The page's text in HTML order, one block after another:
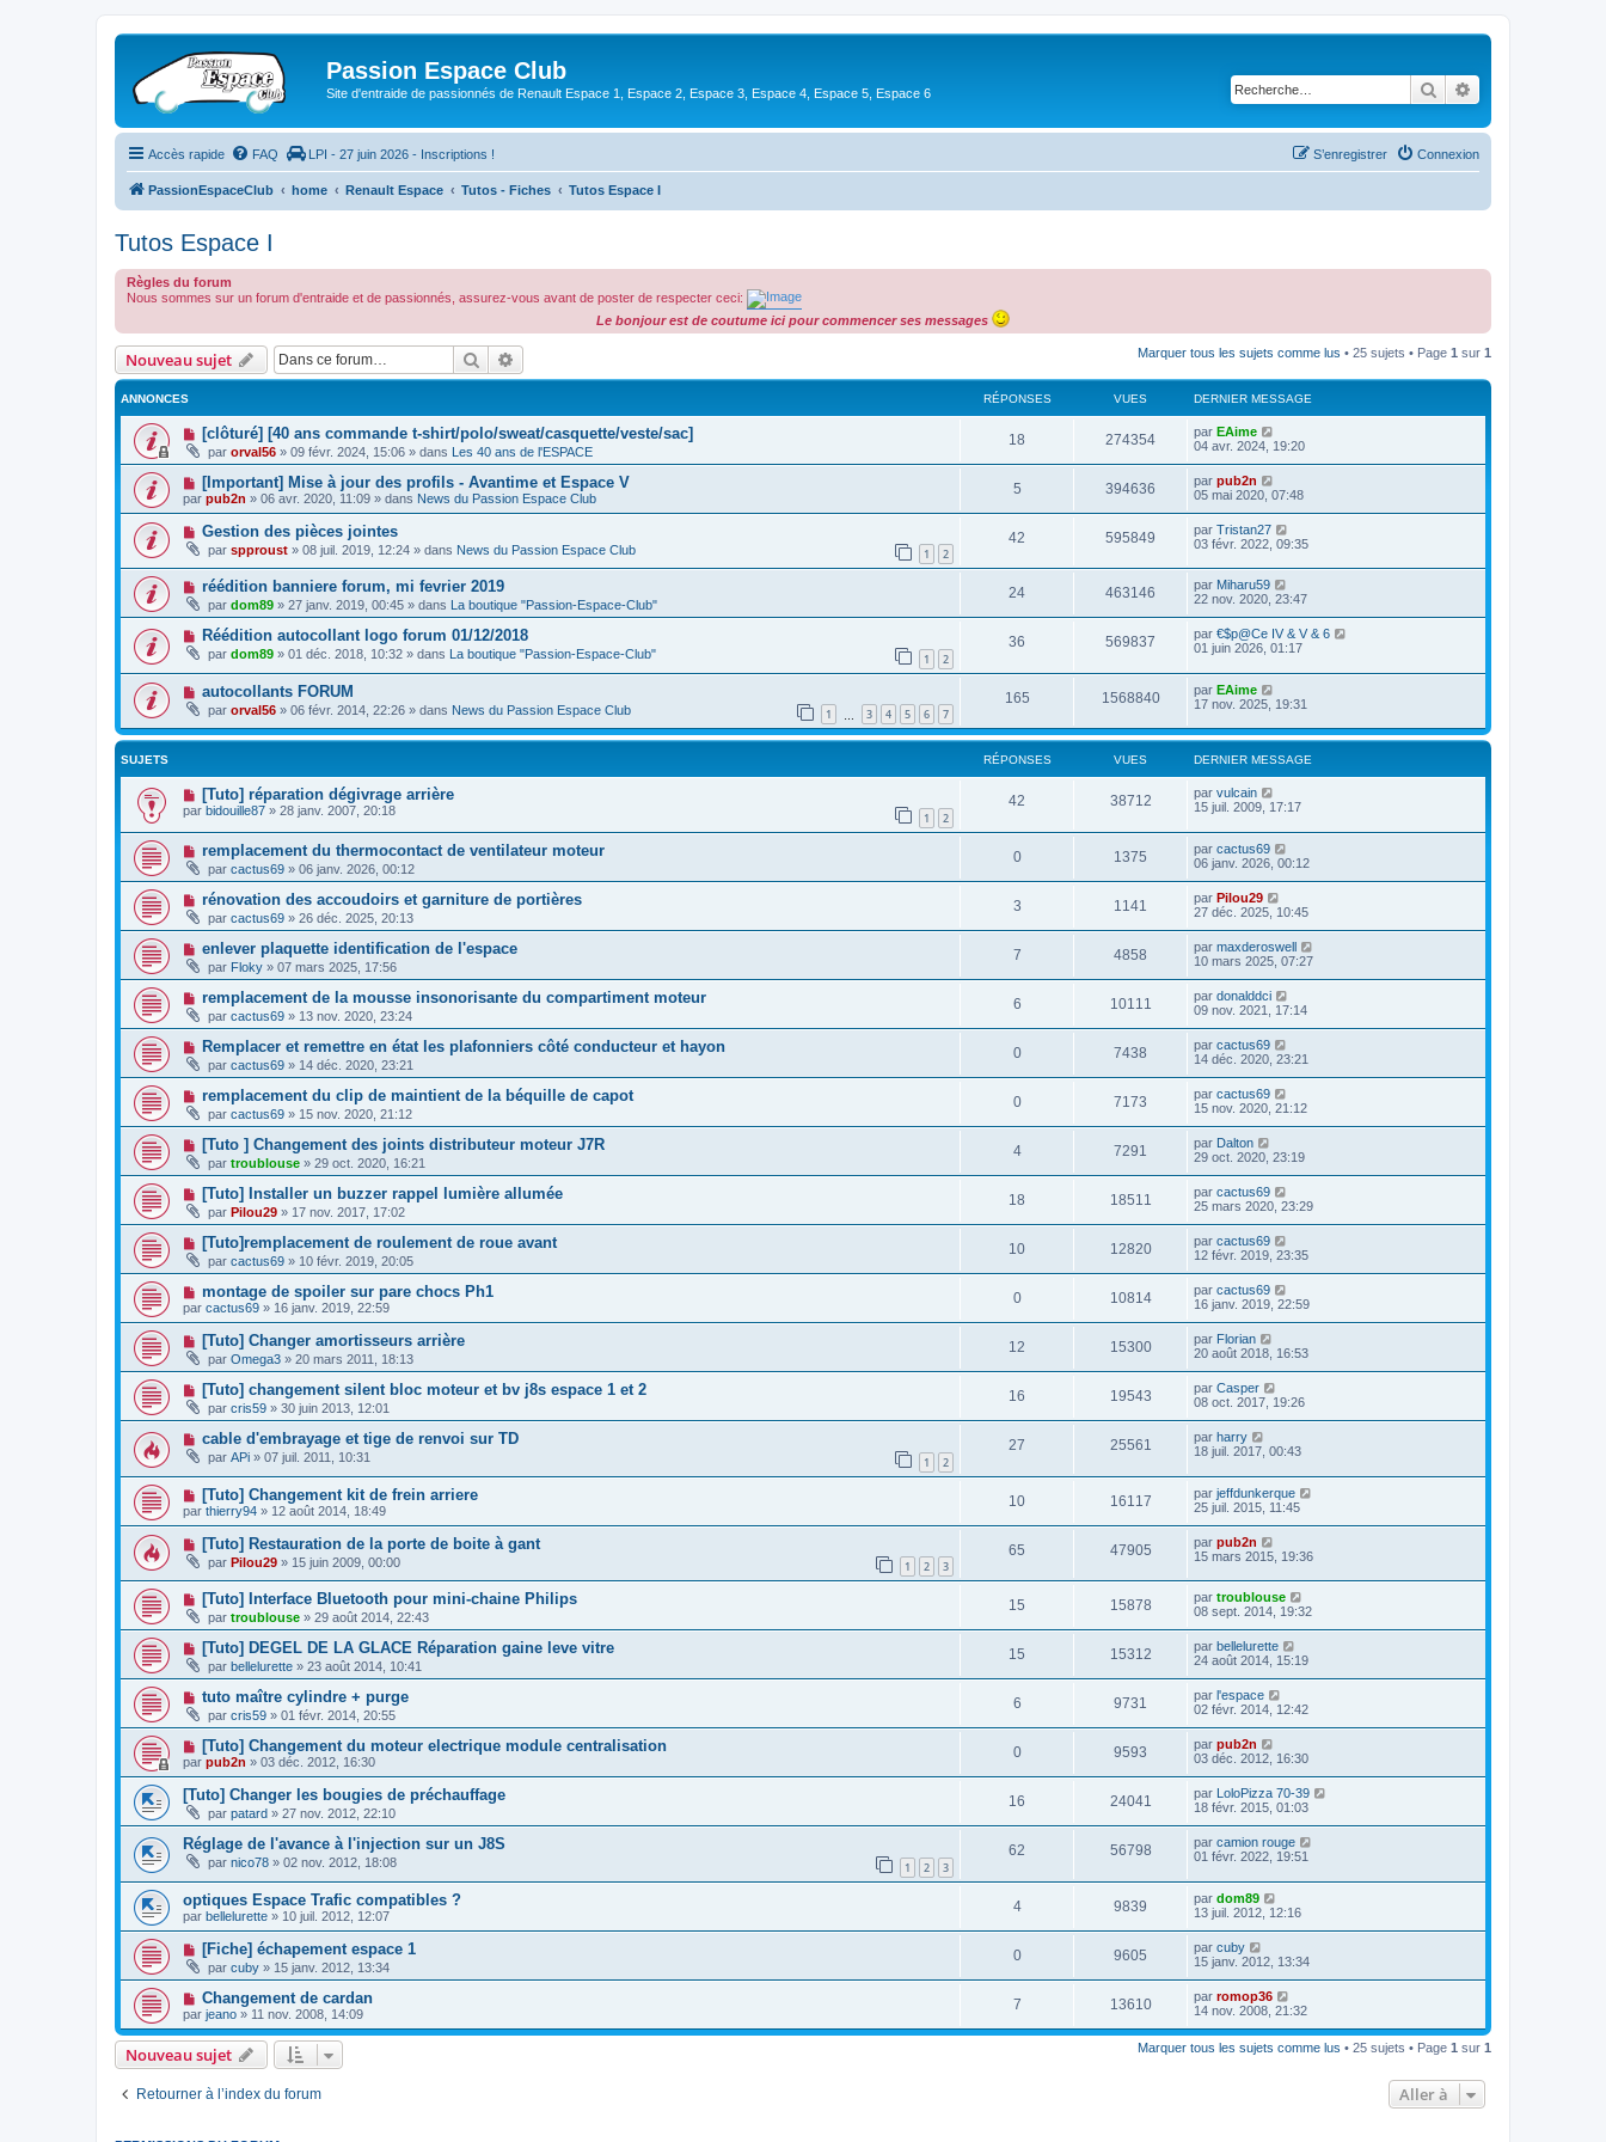
Passion Espace Club
Site d'entraide de passionnés de Renault Espace 1, Espace 2, Espace 3, Espace 4, Espace 5, Espace 6 Rechercher
Accès rapide FAQ LPI - 27 juin 2026 - Inscriptions ! Connexion
S’enregistrer
PassionEspaceClub home Renault Espace Tutos - Fiches Tutos Espace I
Tutos Espace I
Règles du forum
Nous sommes sur un forum d'entraide et de passionnés, assurez-vous avant de poster de respecter ceci:
Le bonjour est de coutume ici pour commencer ses messages
Nouveau sujet Rechercher Marquer tous les sujets comme lus • 25 sujets • Page 1 sur 1
ANNONCES RÉPONSES VUES DERNIER MESSAGE
[clôturé] [40 ans commande t-shirt/polo/sweat/casquette/veste/sac]
par orval56 » 09 févr. 2024, 15:06 » dans Les 40 ans de l'ESPACE
18 274354 par EAime
04 avr. 2024, 19:20
[Important] Mise à jour des profils - Avantime et Espace V
par pub2n » 06 avr. 2020, 11:09 » dans News du Passion Espace Club
5 394636 par pub2n
05 mai 2020, 07:48
Gestion des pièces jointes
par spproust » 08 juil. 2019, 12:24 » dans News du Passion Espace Club 1 2
42 595849 par Tristan27
03 févr. 2022, 09:35
réédition banniere forum, mi fevrier 2019
par dom89 » 27 janv. 2019, 00:45 » dans La boutique "Passion-Espace-Club"
24 463146 par Miharu59
22 nov. 2020, 23:47
Réédition autocollant logo forum 01/12/2018
par dom89 » 01 déc. 2018, 10:32 » dans La boutique "Passion-Espace-Club" 1 2
36 569837 par €$p@Ce IV & V & 6
01 juin 2026, 01:17
autocollants FORUM
par orval56 » 06 févr. 2014, 22:26 » dans News du Passion Espace Club 1 3 4 5 6 7
165 1568840 par EAime
17 nov. 2025, 19:31
SUJETS RÉPONSES VUES DERNIER MESSAGE
[Tuto] réparation dégivrage arrière
par bidouille87 » 28 janv. 2007, 20:18 1 2
42 38712 par vulcain
15 juil. 2009, 17:17
remplacement du thermocontact de ventilateur moteur
par cactus69 » 06 janv. 2026, 00:12
0 1375 par cactus69
06 janv. 2026, 00:12
rénovation des accoudoirs et garniture de portières
par cactus69 » 26 déc. 2025, 20:13
3 1141 par Pilou29
27 déc. 2025, 10:45
enlever plaquette identification de l'espace
par Floky » 07 mars 2025, 17:56
7 4858 par maxderoswell
10 mars 2025, 07:27
remplacement de la mousse insonorisante du compartiment moteur
par cactus69 » 13 nov. 2020, 23:24
6 10111 par donalddci
09 nov. 2021, 17:14
Remplacer et remettre en état les plafonniers côté conducteur et hayon
par cactus69 » 14 déc. 2020, 23:21
0 7438 par cactus69
14 déc. 2020, 23:21
remplacement du clip de maintient de la béquille de capot
par cactus69 » 15 nov. 2020, 21:12
0 7173 par cactus69
15 nov. 2020, 21:12
[Tuto ] Changement des joints distributeur moteur J7R
par troublouse » 29 oct. 2020, 16:21
4 7291 par Dalton
29 oct. 2020, 23:19
[Tuto] Installer un buzzer rappel lumière allumée
par Pilou29 » 17 nov. 2017, 17:02
18 18511 par cactus69
25 mars 2020, 23:29
[Tuto]remplacement de roulement de roue avant
par cactus69 » 10 févr. 2019, 20:05
10 12820 par cactus69
12 févr. 2019, 23:35
montage de spoiler sur pare chocs Ph1
par cactus69 » 16 janv. 2019, 22:59
0 10814 par cactus69
16 janv. 2019, 22:59
[Tuto] Changer amortisseurs arrière
par Omega3 » 20 mars 2011, 18:13
12 15300 par Florian
20 août 2018, 16:53
[Tuto] changement silent bloc moteur et bv j8s espace 1 et 2
par cris59 » 30 juin 2013, 12:01
16 19543 par Casper
08 oct. 2017, 19:26
cable d'embrayage et tige de renvoi sur TD
par APi » 07 juil. 2011, 10:31 1 2
27 25561 par harry
18 juil. 2017, 00:43
[Tuto] Changement kit de frein arriere
par thierry94 » 12 août 2014, 18:49
10 16117 par jeffdunkerque
25 juil. 2015, 11:45
[Tuto] Restauration de la porte de boite à gant
par Pilou29 » 15 juin 2009, 00:00 1 2 3
65 47905 par pub2n
15 mars 2015, 19:36
[Tuto] Interface Bluetooth pour mini-chaine Philips
par troublouse » 29 août 2014, 22:43
15 15878 par troublouse
08 sept. 2014, 19:32
[Tuto] DEGEL DE LA GLACE Réparation gaine leve vitre
par bellelurette » 23 août 2014, 10:41
15 15312 par bellelurette
24 août 2014, 15:19
tuto maître cylindre + purge
par cris59 » 01 févr. 2014, 20:55
6 9731 par l'espace
02 févr. 2014, 12:42
[Tuto] Changement du moteur electrique module centralisation
par pub2n » 03 déc. 2012, 16:30
0 9593 par pub2n
03 déc. 2012, 16:30
[Tuto] Changer les bougies de préchauffage
par patard » 27 nov. 2012, 22:10
16 24041 par
LoloPizza 70-39
18 févr. 2015, 01:03
Réglage de l'avance à l'injection sur un J8S
par nico78 » 02 nov. 2012, 18:08 1 2 3
62 56798 par camion rouge
01 févr. 2022, 19:51
optiques Espace Trafic compatibles ?
par bellelurette » 10 juil. 2012, 12:07
4 9839 par dom89
13 juil. 2012, 12:16
[Fiche] échapement espace 1
par cuby » 15 janv. 2012, 13:34
0 9605 par cuby
15 janv. 2012, 13:34
Changement de cardan
par jeano » 11 nov. 2008, 14:09
7 13610 par romop36
14 nov. 2008, 21:32
Nouveau sujet Marquer tous les sujets comme lus • 25 sujets • Page 1 sur 1
Retourner à l’index du forum Aller à